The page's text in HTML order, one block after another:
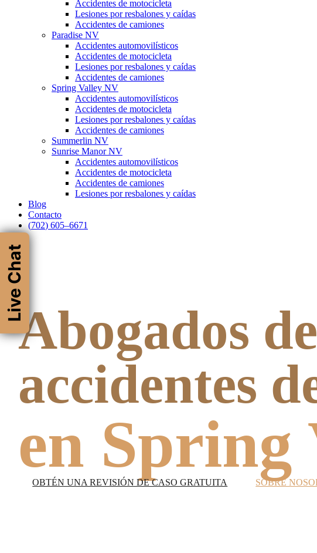
Accidentes de motocicleta
Lesiones por resbalones y caídas
Accidentes de camiones
Paradise NV
Accidentes automovilísticos
Accidentes de motocicleta
Lesiones por resbalones y caídas
Accidentes de camiones
Spring Valley NV
Accidentes automovilísticos
Accidentes de motocicleta
Lesiones por resbalones y caídas
Accidentes de camiones
Summerlin NV
Sunrise Manor NV
Accidentes automovilísticos
Accidentes de motocicleta
Accidentes de camiones
Lesiones por resbalones y caídas
Blog
Contacto
(702) 605–6671
Abogados de
accidentes
en Spring
OBTÉN UNA REVISIÓN DE CASO GRATUITA SOBRE
Live Chat